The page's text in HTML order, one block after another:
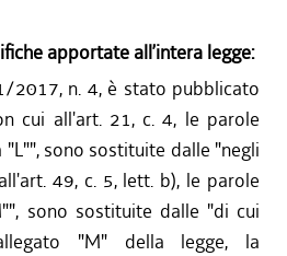
apportate all’intera legge:
2017, n. 4, è stato pubblicato
cui all'art. 21, c. 4, le parole
sono sostituite dalle "negli
49, c. 5, lett. b), le parole
sono sostituite dalle "di cui
"M" della legge, la